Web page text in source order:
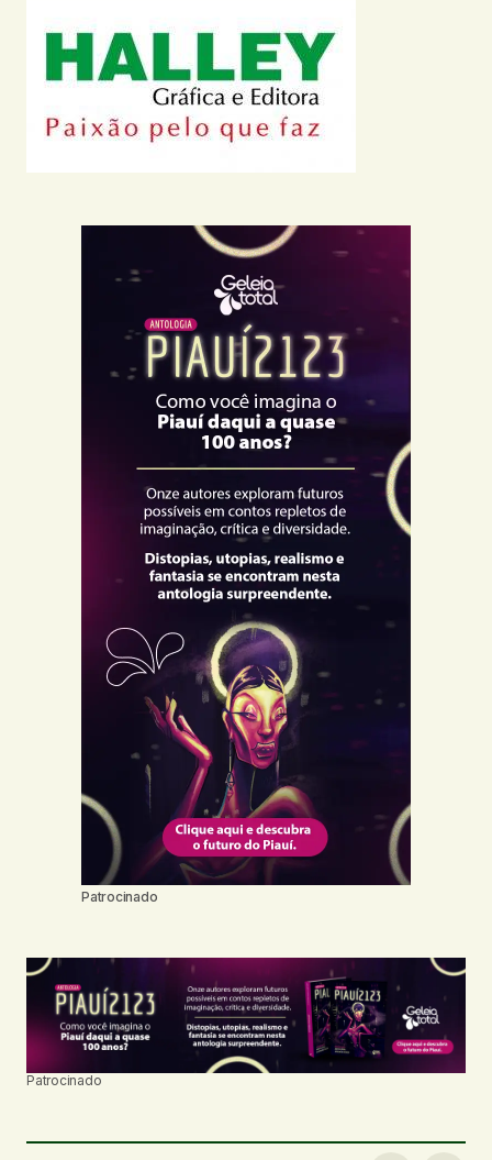
Patrocinado
Patrocinado